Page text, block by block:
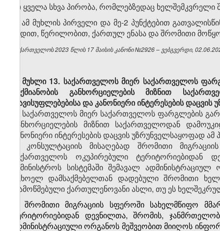
თ) ყველა სხვა პირობა, რომლებზედაც
3. ამ მუხლის პირველი და მე-2 პუნქტებით
ვადით, წერილობით, ქართულ ენასა და შრომითი
საქართველოს 2023 წლის 17 მაისის კანონი №2926 – ვებგვერდი,
მუხლი 13. საქართველოს მიერ საქართველოს
საქმიანობის განხორციელების მიზნით
თავისუფლებებისა და კანონიერი ინტერესების
საქართველოს მიერ საქართველოს ფარგლების
განხორციელების მიზნით საქართველოდან
კანონიერი ინტერესების დაცვის უზრუნველსაყოფად ამ
კონსულტაციის მისაღებად შრომითი
საქართველოს ოკუპირებული
სამინისტროს სისტემაში შემავალ
უცხოელ დამსაქმებელთან დადებული შრომითი
დამოწმებული ქართულენოვანი ასლი, თუ ეს
ბ) შრომითი მიგრაციის სფეროში სახელმწიფო
ტერიტორიებიდან დევნილთა, შრომის,
ადმინისტრაციული ორგანოს მეშვეობით მიიღოს